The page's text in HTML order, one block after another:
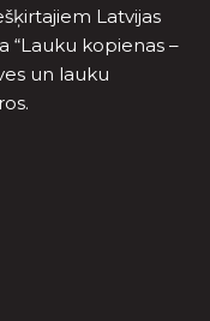
Latvijas
“Lauku kopienas –
un lauku